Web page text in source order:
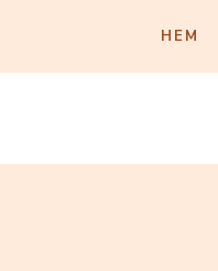
HEM